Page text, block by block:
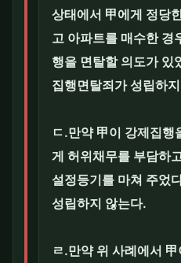
상태에서 甲에게 정당
고 아파트를 매수한 경
행을 면탈할 의도가 있
집행면탈죄가 성립하
ㄷ.만약 甲이 강제집행
게 허위채무를 부담하
설정등기를 마쳐 주었
성립하지 않는다.
ㄹ.만약 위 사례에서